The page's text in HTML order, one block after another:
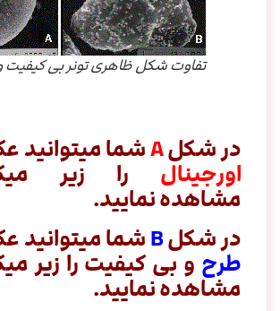
تفاوت شکل ظاهری تونر بی کیفیت و
در شکلAشما میتوانید
اورجینالرا زیر
مشاهده نمایید.
در شکلBشما میتوانید
طرحو بی کیفیت را زیر
مشاهده نمایید.